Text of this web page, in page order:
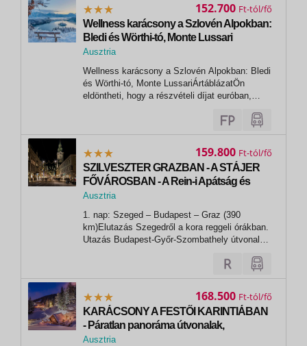
Wellness karácsony a Szlovén Alpokban:
Bledi és Wörthi-tó, Monte Lussari
Ausztria
Wellness karácsony a Szlovén Alpokban: Bledi
és Wörthi-tó, Monte LussariÁrtáblázatÖn
eldöntheti, hogy a részvételi díjat euróban,
fizetési igényét kérjük előre jelezni. WELLNES
KARÁCSONY A SZLOVÉN ALPOKBAN:
4...
152.700 Ft
SZILVESZTER GRAZBAN - A STÁJER
FŐVÁROSBAN - A Rein-i Apátság és
Lurgrotte. Fürdés Therme
Loipersdorfban
Ausztria
1. nap: Szeged – Budapest – Graz (390
km)Elutazás Szegedről a kora reggeli órákban.
Utazás Budapest-Győr-Szombathely útvonalon,
fővárosába, Grazba. Érkezés a déli órákban,
majd helyi idegenvezetővel gyalogos és
159.800 Ft
KARÁCSONY A FESTŐI KARINTIÁBAN
- Páratlan panoráma útvonalak,
hegycsúcsok, kastélyok ünnepkor,
Ausztria
168.500 Ft